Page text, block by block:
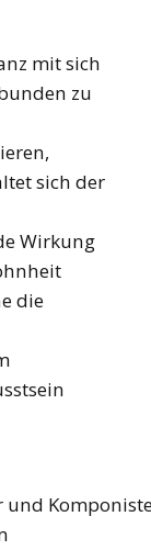
mit sich
zu
sich der
Wirkung
die